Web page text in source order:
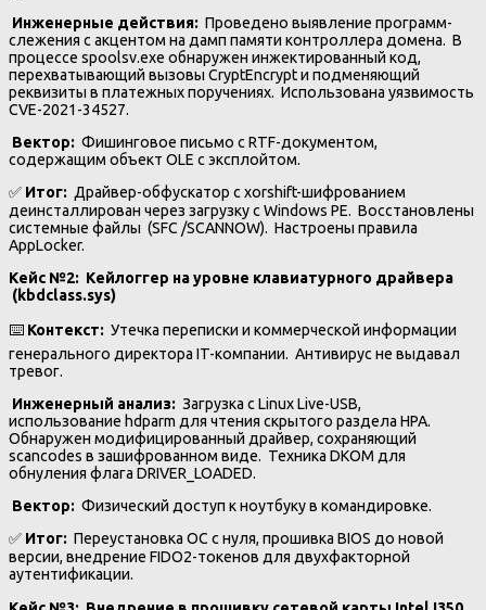
Инженерные действия: Проведено выявление программ-
слежения с акцентом на дамп памяти контроллера домена. В
процессе spoolsv.exe обнаружен инжектированный код,
перехватывающий вызовы CryptEncrypt и подменяющий
реквизиты в платежных поручениях. Использована уязвимость
CVE-2021-34527.
Вектор: Фишинговое письмо с RTF-документом,
содержащим объект OLE с эксплойтом.
✅ Итог: Драйвер-обфускатор с xorshift-шифрованием
деинсталлирован через загрузку с Windows PE. Восстановлены
системные файлы (SFC /SCANNOW). Настроены правила
AppLocker.
Кейс №2: Кейлоггер на уровне клавиатурного драйвера
(kbdclass.sys)
⌨️ Контекст: Утечка переписки и коммерческой информации
генерального директора IT-компании. Антивирус не выдавал
тревог.
Инженерный анализ: Загрузка с Linux Live-USB,
использование hdparm для чтения скрытого раздела HPA.
Обнаружен модифицированный драйвер, сохраняющий
scancodes в зашифрованном виде. Техника DKOM для
обнуления флага DRIVER_LOADED.
Вектор: Физический доступ к ноутбуку в командировке.
✅ Итог: Переустановка ОС с нуля, прошивка BIOS до новой
версии, внедрение FIDO2-токенов для двухфакторной
аутентификации.